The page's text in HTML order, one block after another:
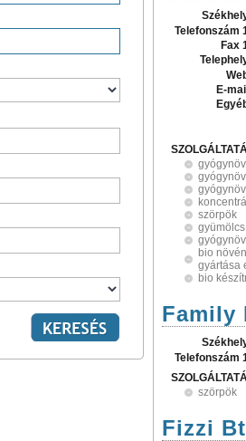
Telefonszám
Fax
E-
szörpök
bio
gyártása
bio
Family
Telefonszám
szörpök
Fizzi